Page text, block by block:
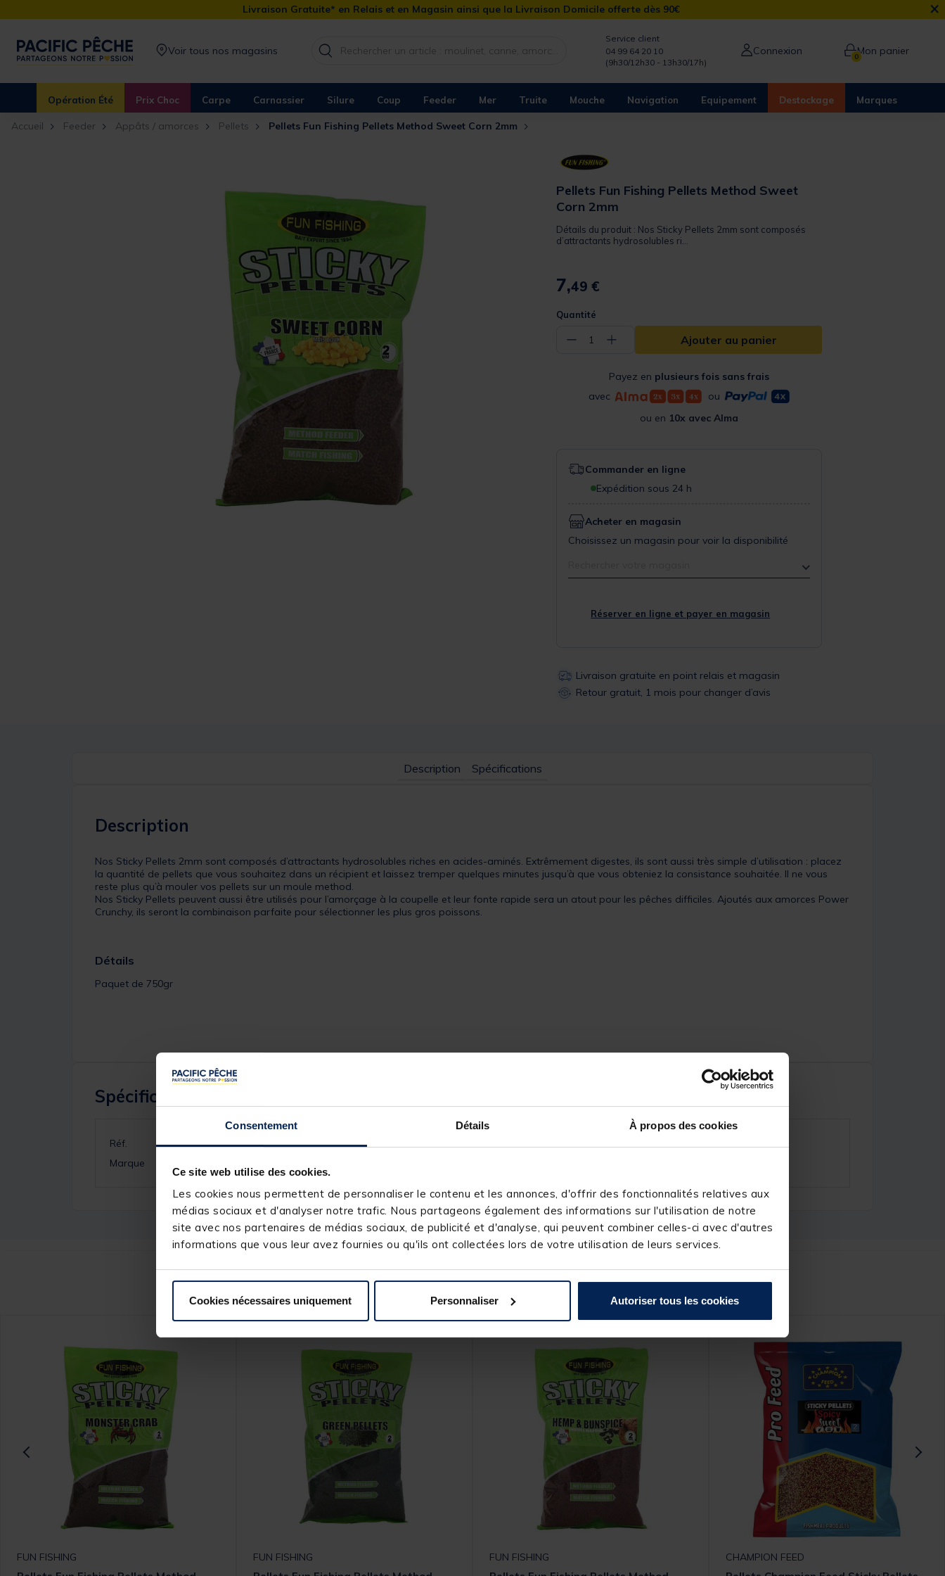
Consentement Détails À propos des cookies
Ce site web utilise des cookies.
Les cookies nous permettent de personnaliser le contenu et les annonces, d'offrir des fonctionnalités relatives aux
médias sociaux et d'analyser notre trafic. Nous partageons également des informations sur l'utilisation de notre
site avec nos partenaires de médias sociaux, de publicité et d'analyse, qui peuvent combiner celles-ci avec d'autres
informations que vous leur avez fournies ou qu'ils ont collectées lors de votre utilisation de leurs services.
Cookies nécessaires uniquement Personnaliser Autoriser tous les cookies
Livraison Gratuite* en Relais et en Magasin ainsi que la Livraison Domicile offerte dès 90€ ×
Voir tous nos magasins
Service client
04 99 64 20 10
(9h30/12h30 - 13h30/17h)
Connexion 0Mon panier
Opération Été Prix Choc Carpe Carnassier Silure Coup Feeder Mer Truite Mouche Navigation Equipement Destockage Marques
Accueil Feeder Appâts / amorces Pellets Pellets Fun Fishing Pellets Method Sweet Corn 2mm
Pellets Fun Fishing Pellets Method Sweet
Corn 2mm
Détails du produit : Nos Sticky Pellets 2mm sont composés
d’attractants hydrosolubles ri...
7,49 €
Quantité
− 1 + Ajouter au panier
Payez en plusieurs fois sans frais
avec
ou
ou en 10x avec Alma
Commander en ligne
Expédition sous 24 h
Acheter en magasin
Choisissez un magasin pour voir la disponibilité
Réserver en ligne et payer en magasin
Livraison gratuite en point relais et magasin
Retour gratuit, 1 mois pour changer d’avis
Description Spécifications
Description
Nos Sticky Pellets 2mm sont composés d’attractants hydrosolubles riches en acides-aminés. Extrêmement digestes, ils sont aussi très simple d’utilisation : placez
la quantité de pellets que vous souhaitez dans un récipient et laissez tremper quelques minutes jusqu’à que vous obteniez la consistance souhaitée. Il ne vous
reste plus qu’à mouler vos pellets sur un moule method.
Nos Sticky Pellets peuvent aussi être utilisés pour l’amorçage à la coupelle et leur fonte rapide sera un atout pour les pêches difficiles. Ajoutés aux amorces Power
Crunchy, ils seront la combinaison parfaite pour sélectionner les plus gros poissons.
Détails
Paquet de 750gr
Spécifications
Réf.
Marque
Ces produits pourraient vous intéresser :
FUN FISHING FUN FISHING FUN FISHING CHAMPION FEED